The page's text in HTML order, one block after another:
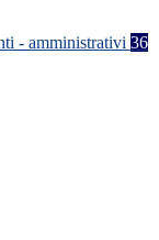
- amministrativi 36